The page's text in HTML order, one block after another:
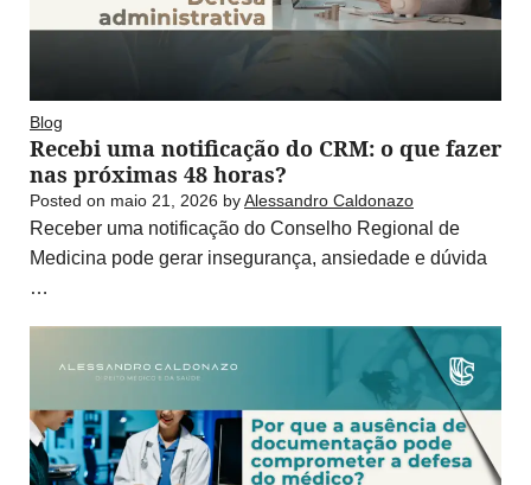
Blog
Recebi uma notificação do CRM: o que fazer
nas próximas 48 horas?
Posted on maio 21, 2026 byAlessandro Caldonazo
Receber uma notificação do Conselho Regional de
Medicina pode gerar insegurança, ansiedade e dúvida
…